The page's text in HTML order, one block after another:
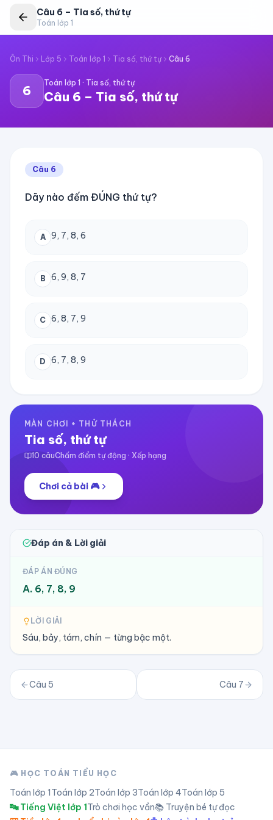
Câu 6 – Tia số, thứ tự
Toán lớp 1
Ôn Thi Lớp 5 Toán lớp 1 Tia số, thứ tự Câu 6
6
Toán lớp 1 · Tia số, thứ tự
Câu 6 – Tia số, thứ tự
Câu 6
Dãy nào đếm ĐÚNG thứ tự?
A 9, 7, 8, 6
B 6, 9, 8, 7
C 6, 8, 7, 9
D 6, 7, 8, 9
MÀN CHƠI + THỬ THÁCH
Tia số, thứ tự
10 câuChấm điểm tự động · Xếp hạng
Chơi cả bài 🎮
Đáp án & Lời giải
ĐÁP ÁN ĐÚNG
A. 6, 7, 8, 9
LỜI GIẢI
Sáu, bảy, tám, chín — từng bậc một.
Câu 5 Câu 7
🎮 HỌC TOÁN TIỂU HỌC
Toán lớp 1Toán lớp 2Toán lớp 3Toán lớp 4Toán lớp 5
🔤 Tiếng Việt lớp 1Trò chơi học vần📚 Truyện bé tự đọc